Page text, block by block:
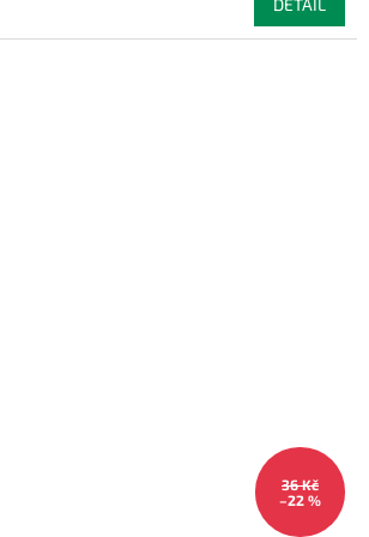
DETAIL
36 Kč
–22 %